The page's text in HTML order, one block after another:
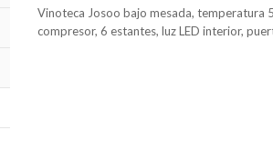
ZS-A88 con estante de haya Puerta
completa utilizada para armario de
Vinoteca Josoo bajo mesada, temperatura
compresor, 6 estantes, luz LED interior,